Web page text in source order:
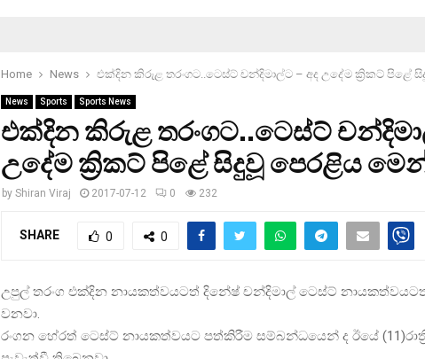
Home News එක්දින කිරුළ තරංගට..ටෙස්ට් චන්දිමාල්ට – අද උදේම ක්‍රිකට් පිළේ
News Sports Sports News
එක්දින කිරුළ තරංගට..ටෙස්ට්
උදේම ක්‍රිකට් පිළේ සිදුවූ පෙරළිය
by Shiran Viraj 2017-07-12 0 232
SHARE 0 0
උපුල් තරංග එක්දින නායකත්වයටත් දිනේෂ් චන්දිමාල් ටෙස්ට්
වනවා.
රංගන හේරත් ටෙස්ට් නායකත්වයට පත්කිරීම සම්බන්ධයෙන් ද ඊයේ